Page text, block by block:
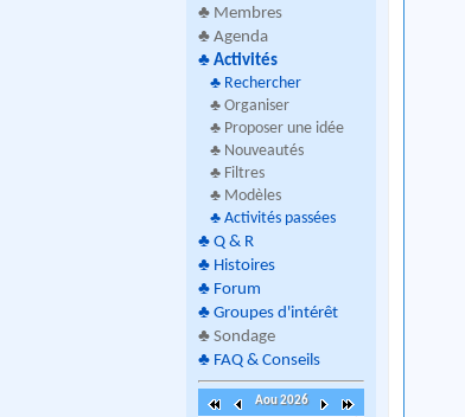
♣ Membres
♣ Agenda
♣ Activités
♣ Rechercher
♣ Organiser
♣ Proposer une idée
♣ Nouveautés
♣ Filtres
♣ Modèles
♣ Activités passées
♣ Q & R
♣ Histoires
♣ Forum
♣ Groupes d'intérêt
♣ Sondage
♣ FAQ & Conseils
Aou 2026